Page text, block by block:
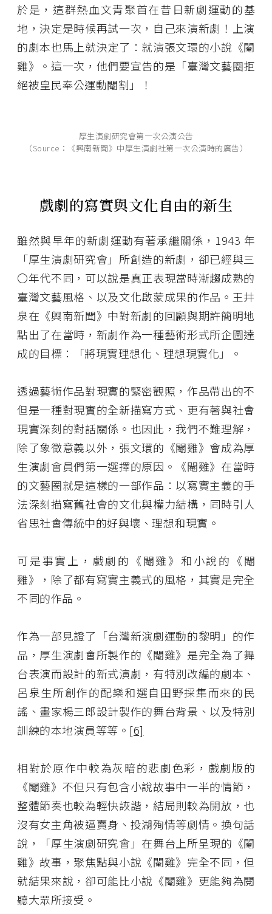
於是，這群熱血文青聚首在昔日新劇運動的基
地，決定是時候再試一次，自己來演新劇！上演
的劇本也馬上就決定了：就演張文環的小說《閹
雞》。這一次，他們要宣告的是「臺灣文藝圈拒
絕被皇民奉公運動閹割」！
厚生演劇研究會第一次公演公告
（Source：《興南新聞》中厚生演劇社第一次公演時的廣告）
戲劇的寫實與文化自由的新生
雖然與早年的新劇運動有著承繼關係，1943 年
「厚生演劇研究會」所創造的新劇，卻已經與三
〇年代不同，可以說是真正表現當時漸趨成熟的
臺灣文藝風格、以及文化啟蒙成果的作品。王井
泉在《興南新聞》中對新劇的回顧與期許簡明地
點出了在當時，新劇作為一種藝術形式所企圖達
成的目標：「將現實理想化、理想現實化」。
透過藝術作品對現實的緊密觀照，作品帶出的不
但是一種對現實的全新描寫方式、更有著與社會
現實深刻的對話關係。也因此，我們不難理解，
除了象徵意義以外，張文環的《閹雞》會成為厚
生演劇會員們第一選擇的原因。《閹雞》在當時
的文藝圈就是這樣的一部作品：以寫實主義的手
法深刻描寫舊社會的文化與權力結構，同時引人
省思社會傳統中的好與壞、理想和現實。
可是事實上，戲劇的《閹雞》和小說的《閹
雞》，除了都有寫實主義式的風格，其實是完全
不同的作品。
作為一部見證了「台灣新演劇運動的黎明」的作
品，厚生演劇會所製作的《閹雞》是完全為了舞
台表演而設計的新式演劇，有特別改編的劇本、
呂泉生所創作的配樂和選自田野採集而來的民
謠、畫家楊三郎設計製作的舞台背景、以及特別
訓練的本地演員等等。 [6]
相對於原作中較為灰暗的悲劇色彩，戲劇版的
《閹雞》不但只有包含小說故事中一半的情節，
整體節奏也較為輕快詼諧，結局則較為開放，也
沒有女主角被逼賣身、投湖殉情等劇情。換句話
說，「厚生演劇研究會」在舞台上所呈現的《閹
雞》故事，聚焦點與小說《閹雞》完全不同，但
就結果來說，卻可能比小說《閹雞》更能夠為閱
聽大眾所接受。